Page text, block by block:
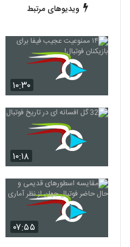
ویدیوهای مرتبط
۱۰:۳۰
۱۰:۱۸
۰۷:۵۵